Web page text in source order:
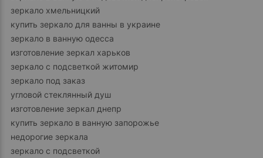
зеркало хмельницкий
купить зеркало для ванны в украине
зеркало в ванную одесса
изготовление зеркал харьков
зеркало с подсветкой житомир
зеркало под заказ
угловой стеклянный душ
изготовление зеркал днепр
купить зеркало в ванную запорожье
недорогие зеркала
зеркало с подсветкой